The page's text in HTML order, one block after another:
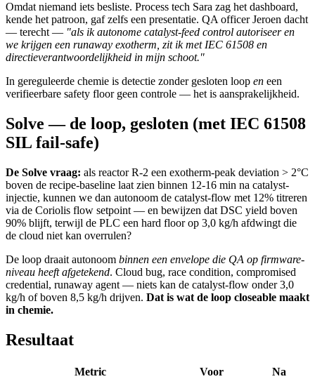
Omdat niemand iets besliste. Process tech Sara zag het dashboard,
kende het patroon, gaf zelfs een presentatie. QA officer Jeroen dacht
— terecht — "als ik autonome catalyst-feed control autoriseer en
we krijgen een runaway exotherm, zit ik met IEC 61508 en
directieverantwoordelijkheid in mijn schoot."
In gereguleerde chemie is detectie zonder gesloten loop en een
verifieerbare safety floor geen controle — het is aansprakelijkheid.
Solve — de loop, gesloten (met IEC 61508
SIL fail-safe)
De Solve vraag: als reactor R-2 een exotherm-peak deviation > 2°C
boven de recipe-baseline laat zien binnen 12-16 min na catalyst-
injectie, kunnen we dan autonoom de catalyst-flow met 12% titreren
via de Coriolis flow setpoint — en bewijzen dat DSC yield boven
90% blijft, terwijl de PLC een hard floor op 3,0 kg/h afdwingt die
de cloud niet kan overrulen?
De loop draait autonoom binnen een envelope die QA op firmware-
niveau heeft afgetekend. Cloud bug, race condition, compromised
credential, runaway agent — niets kan de catalyst-flow onder 3,0
kg/h of boven 8,5 kg/h drijven. Dat is wat de loop closeable maakt
in chemie.
Resultaat
Metric Voor
Na